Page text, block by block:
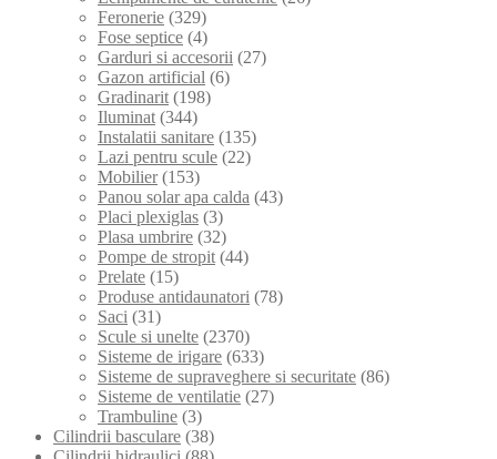
Feronerie (329)
Fose septice (4)
Garduri si accesorii (27)
Gazon artificial (6)
Gradinarit (198)
Iluminat (344)
Instalatii sanitare (135)
Lazi pentru scule (22)
Mobilier (153)
Panou solar apa calda (43)
Placi plexiglas (3)
Plasa umbrire (32)
Pompe de stropit (44)
Prelate (15)
Produse antidaunatori (78)
Saci (31)
Scule si unelte (2370)
Sisteme de irigare (633)
Sisteme de supraveghere si securitate (86)
Sisteme de ventilatie (27)
Trambuline (3)
Cilindrii basculare (38)